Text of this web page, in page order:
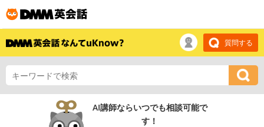
質問する
AI講師ならいつでも相談可能で
す！